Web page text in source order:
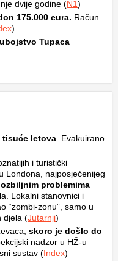
dvije godine (N1)
175.000 eura. Račun
)
Tupaca
tisuće letova . Evakuirano
i turistički
Londona, najposjećenijeg
problemima
Lokalni stanovnici i
“zombi-zonu”, samo u
djela (Jutarnji)
skoro je došlo do
nadzor u HŽ-u
sustav (Index)